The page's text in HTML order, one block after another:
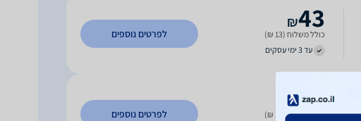
43
₪
כולל משלוח (13 ₪)
עד 3 ימי עסקים
לפרטים נוספים
45
₪
כולל משלוח (15 ₪)
לפרטים נוספים